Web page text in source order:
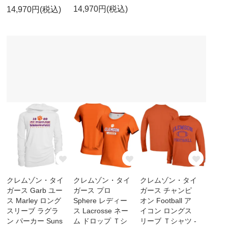
14,970円(税込) 14,970円(税込)
クレムゾン・タイ
ガース Garb ユー
ス Marley ロング
スリーブ ラグラ
ン パーカー Suns
クレムゾン・タイ
ガース プロ
Sphere レディー
ス Lacrosse ネー
ム ドロップ Ｔシ
クレムゾン・タイ
ガース チャンピ
オン Football ア
イコン ロングス
リーブ Ｔシャツ -